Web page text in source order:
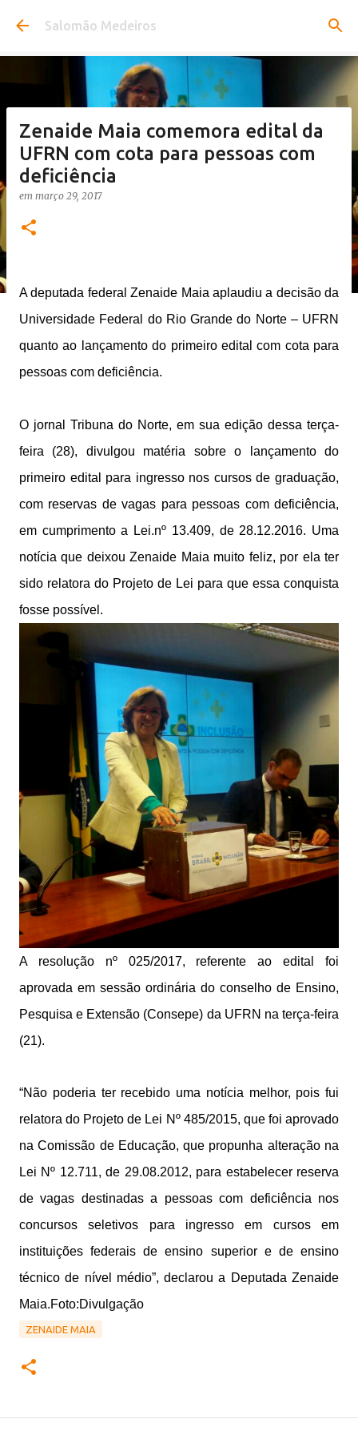
Pular para o conteúdo principal
Salomão Medeiros
Zenaide Maia comemora edital da
UFRN com cota para pessoas com
deficiência
em março 29, 2017
A deputada federal Zenaide Maia aplaudiu a decisão da
Universidade Federal do Rio Grande do Norte – UFRN
quanto ao lançamento do primeiro edital com cota para
pessoas com deficiência.
O jornal Tribuna do Norte, em sua edição dessa terça-
feira (28), divulgou matéria sobre o lançamento do
primeiro edital para ingresso nos cursos de graduação,
com reservas de vagas para pessoas com deficiência,
em cumprimento a Lei.nº 13.409, de 28.12.2016. Uma
notícia que deixou Zenaide Maia muito feliz, por ela ter
sido relatora do Projeto de Lei para que essa conquista
fosse possível.
A resolução nº 025/2017, referente ao edital foi
aprovada em sessão ordinária do conselho de Ensino,
Pesquisa e Extensão (Consepe) da UFRN na terça-feira
(21).
“Não poderia ter recebido uma notícia melhor, pois fui
relatora do Projeto de Lei Nº 485/2015, que foi aprovado
na Comissão de Educação, que propunha alteração na
Lei Nº 12.711, de 29.08.2012, para estabelecer reserva
de vagas destinadas a pessoas com deficiência nos
concursos seletivos para ingresso em cursos em
instituições federais de ensino superior e de ensino
técnico de nível médio”, declarou a Deputada Zenaide
Maia.Foto:Divulgação
ZENAIDE MAIA